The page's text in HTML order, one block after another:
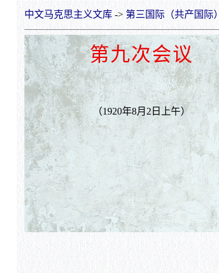
中文马克思主义文库-> 第三国际（共产国际）
第九次会议
（1920年8月2日上午）